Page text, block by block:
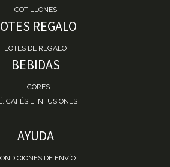
COTILLONES
REGALO
LOTES DE REGALO
BEBIDAS
LICORES
CAFÉS E INFUSIONES
AYUDA
DE ENVÍO